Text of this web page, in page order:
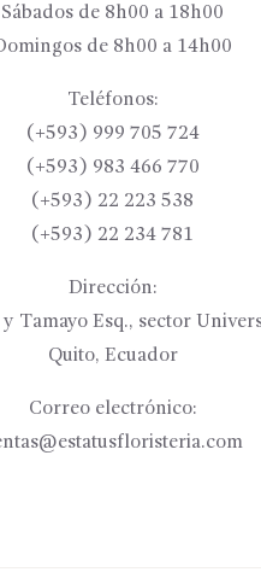
Sábados de 8h00 a 18h00
de 8h00 a 14h00
Teléfonos:
(+593) 999 705 724
(+593) 983 466 770
(+593) 22 223 538
(+593) 22 234 781
Dirección:
Tamayo Esq., sector
Quito, Ecuador
Correo electrónico: